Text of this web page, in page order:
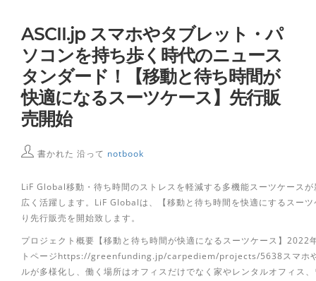
ASCII.jp スマホやタブレット・パ
ソコンを持ち歩く時代のニュース
タンダード！【移動と待ち時間が
快適になるスーツケース】先行販
売開始
書かれた 沿って notbook
LiF Global移動・待ち時間のストレスを軽減する多機能スーツケース
広く活躍します。LiF Globalは、【移動と待ち時間を快適にするスー
り先行販売を開始致します。
プロジェクト概要【移動と待ち時間が快適になるスーツケース】
トページhttps://greenfunding.jp/carpediem/projects/5638スマホや
ルが多様化し、働く場所はオフィスだけでなく家やレンタルオフィス